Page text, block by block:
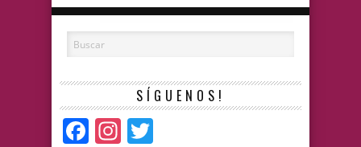
SÍGUENOS!
Facebook
Instagram